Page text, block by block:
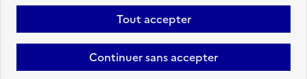
Tout accepter
Continuer sans accepter
Accessibilité : totalement conforme
Personnaliser les cookies
Mentions légales Contact
candidats